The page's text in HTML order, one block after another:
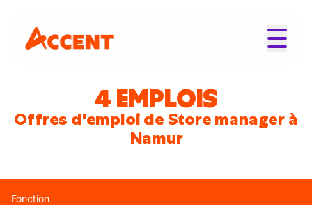
4 EMPLOIS
Offres d'emploi de Store manager à
Namur
Fonction